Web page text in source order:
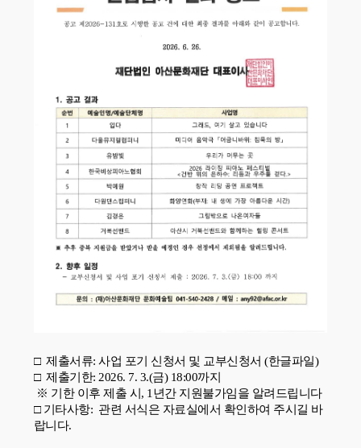
□ 제출서류: 사업 포기 신청서 및 교부신청서 (한글파일)
□ 제출기한: 2026. 7. 3.(금) 18:00까지
※ 기한 이후 제출 시, 1년간 지원불가임을 알려드립니다
□ 기타사항: 관련 서식은 자료실에서 확인하여 주시길 바
랍니다.